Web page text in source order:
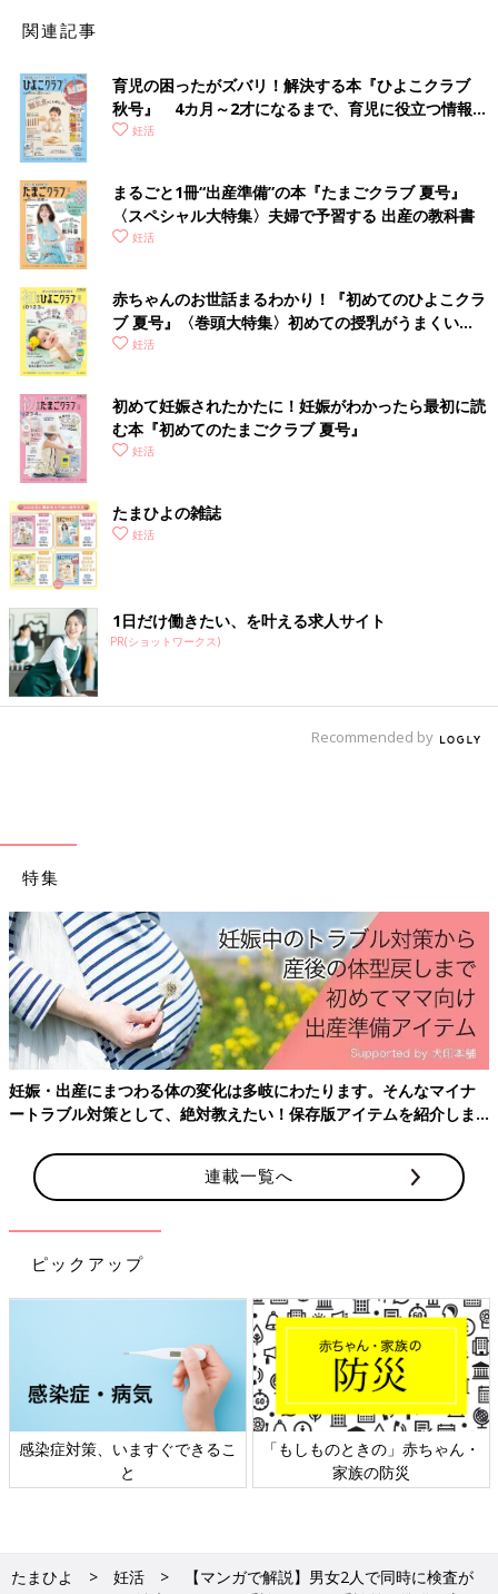
関連記事
育児の困ったがズバリ！解決する本『ひよこクラブ
秋号』 4カ月～2才になるまで、育児に役立つ情報が
いっぱい！
妊活
まるごと1冊“出産準備”の本『たまごクラブ 夏号』
〈スペシャル大特集〉夫婦で予習する 出産の教科書
妊活
赤ちゃんのお世話まるわかり！『初めてのひよこクラ
ブ 夏号』〈巻頭大特集〉初めての授乳がうまくい
く！ おっぱい・ミルクの基本と夏のトラブル 解決テ
妊活
初めて妊娠されたかたに！妊娠がわかったら最初に読
む本『初めてのたまごクラブ 夏号』
妊活
たまひよの雑誌
妊活
1日だけ働きたい、を叶える求人サイト
PR(ショットワークス)
Recommended by
特集
妊娠・出産にまつわる体の変化は多岐にわたります。そんなマイナ
ートラブル対策として、絶対教えたい！保存版アイテムを紹介しま
連載一覧へ
ピックアップ
感染症対策、いますぐできるこ
と
「もしものときの」赤ちゃん・
家族の防災
たまひよ 妊活
【マンガで解説】男女2人で同時に検査が